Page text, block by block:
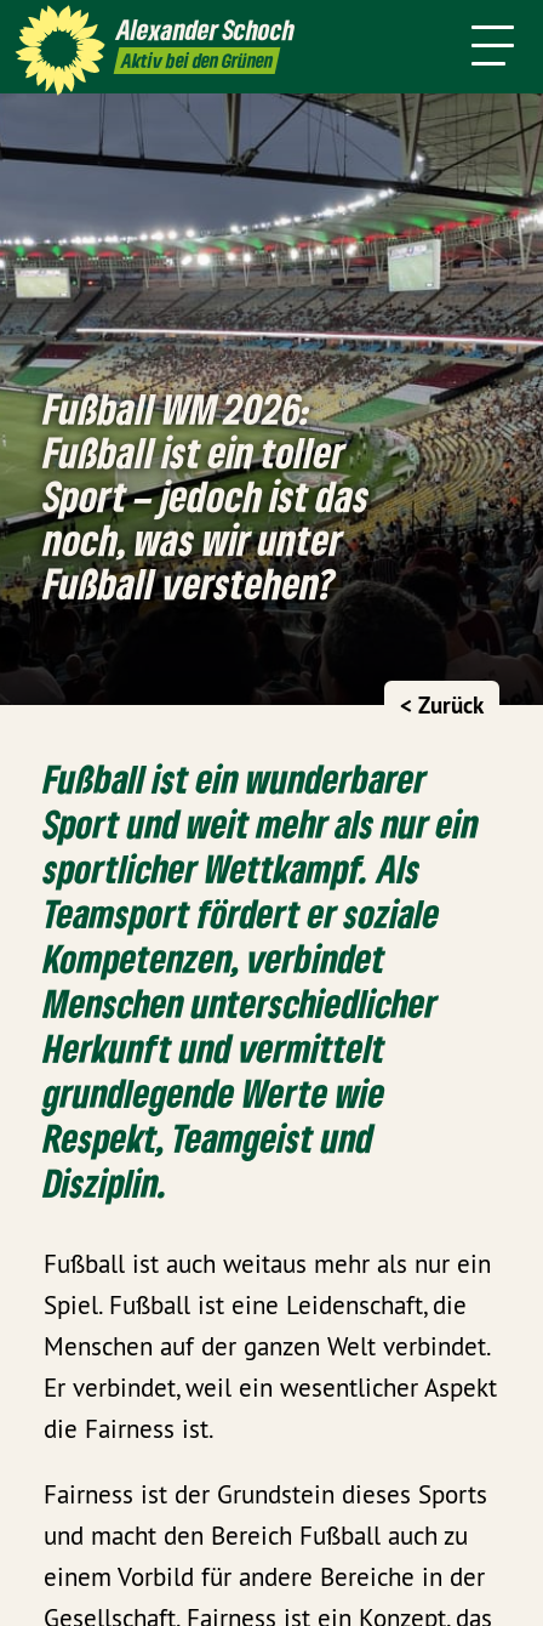
AlexanderSchoch
Aktiv bei den Grünen
Pressemitteilungen
danach
Fußball WM 2026:
Fußball ist ein toller
Sport – jedoch ist das
noch, was wir unter
Fußball verstehen?
< Zurück
Fußball ist ein wunderbarer
Sport und weit mehr als nur ein
sportlicher Wettkampf. Als
Teamsport fördert er soziale
Kompetenzen, verbindet
Menschen unterschiedlicher
Herkunft und vermittelt
grundlegende Werte wie
Respekt, Teamgeist und
Disziplin.
Fußball ist auch weitaus mehr als nur ein
Spiel. Fußball ist eine Leidenschaft, die
Menschen auf der ganzen Welt verbindet.
Er verbindet, weil ein wesentlicher Aspekt
die Fairness ist.
Fairness ist der Grundstein dieses Sports
und macht den Bereich Fußball auch zu
einem Vorbild für andere Bereiche in der
Gesellschaft. Fairness ist ein Konzept, das